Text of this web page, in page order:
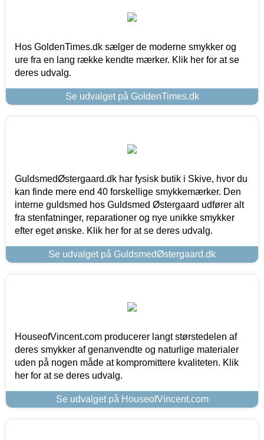
Hos GoldenTimes.dk sælger de moderne smykker og
ure fra en lang række kendte mærker. Klik her for at se
deres udvalg.
Se udvalget på GoldenTimes.dk
GuldsmedØstergaard.dk har fysisk butik i Skive, hvor du
kan finde mere end 40 forskellige smykkemærker. Den
interne guldsmed hos Guldsmed Østergaard udfører alt
fra stenfatninger, reparationer og nye unikke smykker
efter eget ønske. Klik her for at se deres udvalg.
Se udvalget på GuldsmedØstergaard.dk
HouseofVincent.com producerer langt størstedelen af
deres smykker af genanvendte og naturlige materialer
uden på nogen måde at kompromittere kvaliteten. Klik
her for at se deres udvalg.
Se udvalget på HouseofVincent.com